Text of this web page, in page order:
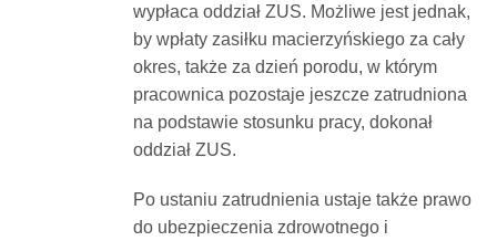
wypłaca oddział ZUS. Możliwe jest jednak,
by wpłaty zasiłku macierzyńskiego za cały
okres, także za dzień porodu, w którym
pracownica pozostaje jeszcze zatrudniona
na podstawie stosunku pracy, dokonał
oddział ZUS.
Po ustaniu zatrudnienia ustaje także prawo
do ubezpieczenia zdrowotnego i